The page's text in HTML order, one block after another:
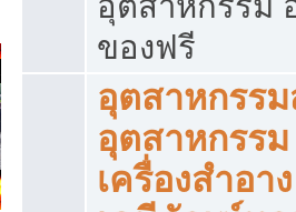
ของฟรี
อุตสาหกรรม
อุตสาหกรรม
เครื่องสำอา